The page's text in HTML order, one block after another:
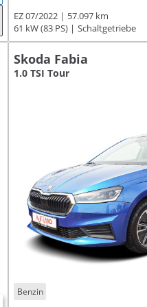
EZ 07/2022
57.097 km
61 kW (83 PS)
Schaltgetriebe
Skoda Fabia
1.0 TSI Tour
Benzin